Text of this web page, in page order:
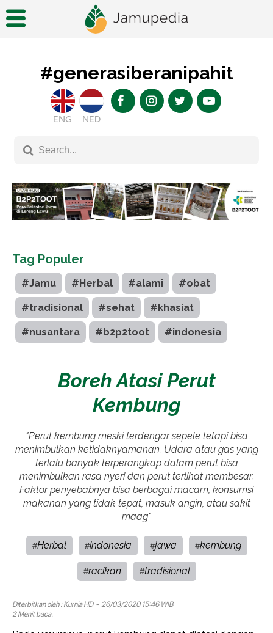
#generasiberanipahit
ENG NED
Tag Populer
#Jamu #Herbal #alami #obat
#tradisional #sehat #khasiat
#nusantara #b2p2toot #indonesia
Boreh Atasi Perut
Kembung
"Perut kembung meski terdengar sepele tetapi bisa
menimbulkan ketidaknyamanan. Udara atau gas yang
terlalu banyak terperangkap dalam perut bisa
menimbulkan rasa nyeri dan perut terlihat membesar.
Faktor penyebabnya bisa berbagai macam, konsumsi
makanan yang tidak tepat, masuk angin, atau sakit
maag"
#Herbal #indonesia #jawa #kembung
#racikan #tradisional
Diterbitkan oleh : Kurnia HD- 26/03/2020 15:46 WIB
2 Menit baca.